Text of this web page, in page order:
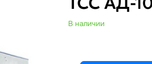
В наличии